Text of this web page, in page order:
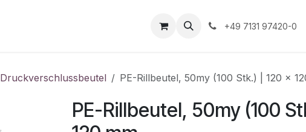
Informationen Shop Gewerbekunden
+49 7131 97420-0
Druckverschlussbeutel PE-Rillbeutel, 50my (100 Stk.) | 120 x
PE-Rillbeutel, 50my (100